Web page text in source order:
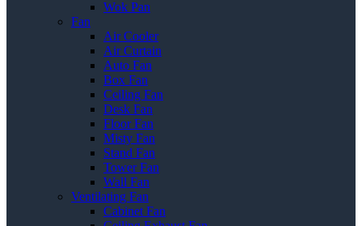
Wok Pan
Fan
Air Cooler
Air Curtain
Auto Fan
Box Fan
Ceiling Fan
Desk Fan
Floor Fan
Misty Fan
Stand Fan
Tower Fan
Wall Fan
Ventilating Fan
Cabinet Fan